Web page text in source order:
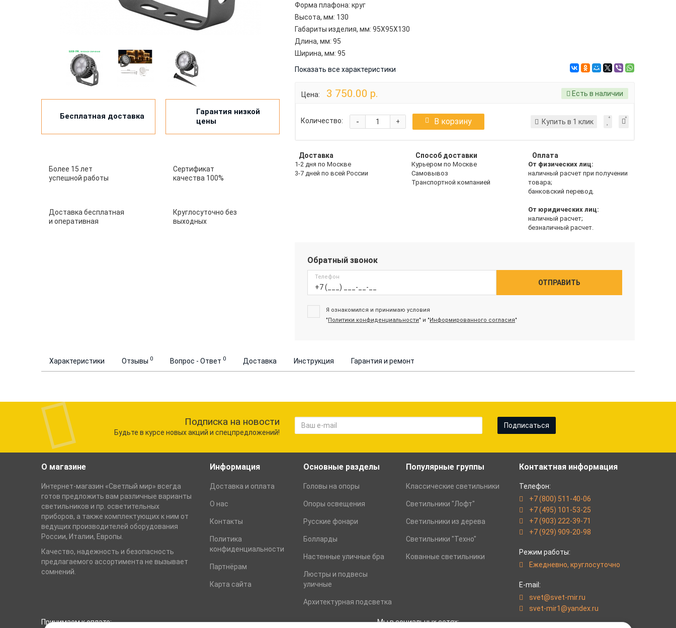
Бесплатная доставка
Гарантия низкой
цены
Более 15 лет
успешной работы
Сертификат
качества 100%
Доставка бесплатная
и оперативная
Круглосуточно без
выходных
Форма плафона: круг
Высота, мм: 130
Габариты изделия, мм: 95X95X130
Длина, мм: 95
Ширина, мм: 95
Показать все характеристики
Цена: 3 750.00 р. Есть в наличии
Количество: +
- В корзину Купить в 1 клик
Доставка
1-2 дня по Москве
3-7 дней по всей России
Способ доставки
Курьером по Москве
Самовывоз
Транспортной компанией
Оплата
От физических лиц:
наличный расчет при получении
товара;
банковский перевод.
От юридических лиц:
наличный расчет;
безналичный расчет.
Обратный звонок
Телефон
ОТПРАВИТЬ
Я ознакомился и принимаю условия
"Политики конфиденциальности" и "Информированного согласия"
Характеристики Отзывы 0 Вопрос - Ответ 0 Доставка Инструкция Гарантия и ремонт
Подписка на новости
Будьте в курсе новых акций и спецпредложений!
Подписаться
О магазине
Интернет-магазин «Светлый мир» всегда
готов предложить вам различные варианты
светильников и пр. осветительных
приборов, а также комплектующих к ним от
ведущих производителей оборудования
России, Италии, Европы.
Качество, надежность и безопасность
предлагаемого ассортимента не вызывает
сомнений.
Информация
Доставка и оплата
О нас
Контакты
Политика
конфиденциальности
Партнёрам
Карта сайта
Основные разделы
Головы на опоры
Опоры освещения
Русские фонари
Болларды
Настенные уличные бра
Люстры и подвесы
уличные
Архитектурная подсветка
Популярные группы
Классические светильники
Светильники "Лофт"
Светильники из дерева
Светильники "Техно"
Кованные светильники
Принимаем к оплате: Мы в социальных сетях:
Контактная информация
Телефон:
+7 (800) 511-40-06
+7 (495) 101-53-25
+7 (903) 222-39-71
+7 (929) 909-20-98
Режим работы:
Eжедневно, круглосуточно
E-mail:
svet@svet-mir.ru
svet-mir1@yandex.ru